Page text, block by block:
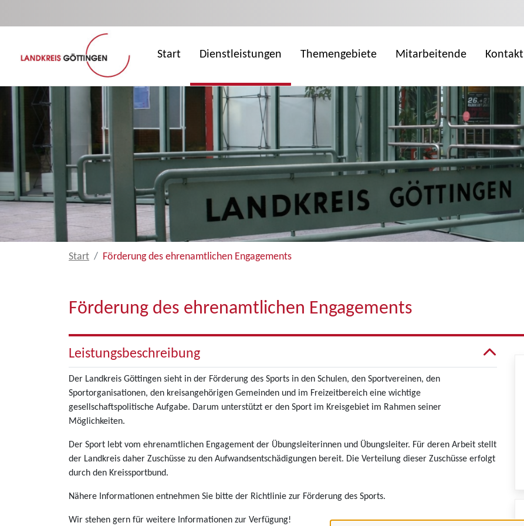
Start Dienstleistungen Themengebiete Mitarbeitende Kontakt
Start Förderung des ehrenamtlichen Engagements
Förderung des ehrenamtlichen Engagements
Leistungsbeschreibung
Der Landkreis Göttingen sieht in der Förderung des Sports in den Schulen, den Sportvereinen, den
Sportorganisationen, den kreisangehörigen Gemeinden und im Freizeitbereich eine wichtige
gesellschaftspolitische Aufgabe. Darum unterstützt er den Sport im Kreisgebiet im Rahmen seiner
Möglichkeiten.
Der Sport lebt vom ehrenamtlichen Engagement der Übungsleiterinnen und Übungsleiter. Für deren Arbeit stellt
der Landkreis daher Zuschüsse zu den Aufwandsentschädigungen bereit. Die Verteilung dieser Zuschüsse erfolgt
durch den Kreissportbund.
Nähere Informationen entnehmen Sie bitte der Richtlinie zur Förderung des Sports.
Wir stehen gern für weitere Informationen zur Verfügung!